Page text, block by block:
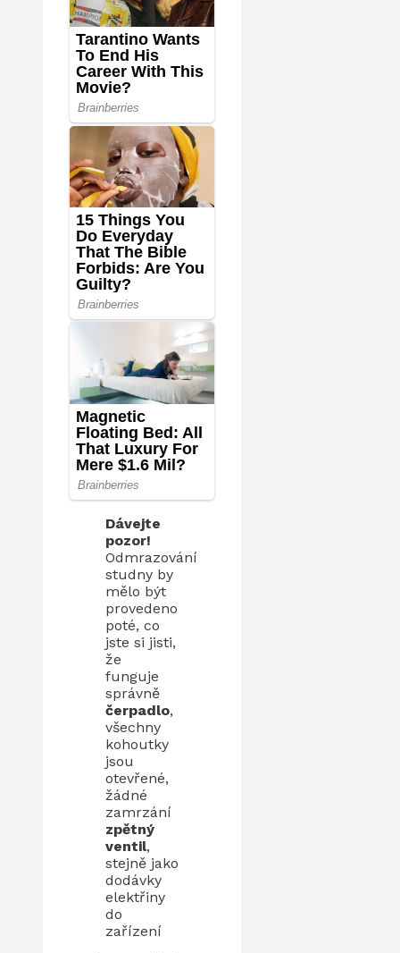
Dávejte
pozor!
Odmrazování
studny by
mělo být
provedeno
poté, co
jste si jisti,
že
funguje
správně
čerpadlo,
všechny
kohoutky
jsou
otevřené,
žádné
zamrzání
zpětný
ventil,
stejně jako
dodávky
elektřiny
do
zařízení